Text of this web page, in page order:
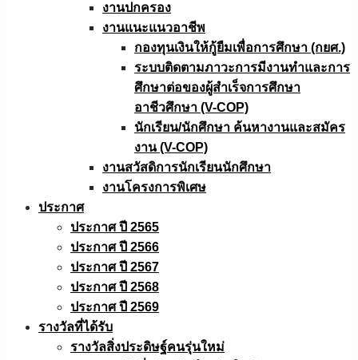
งานปกครอง
งานแนะแนวอาชีพ
กองทุนเงินให้กู้ยืมเพื่อการศึกษา (กยศ.)
ระบบติดตามภาวะการมีงานทำและการ
ศึกษาต่อของผู้สำเร็จการศึกษา
อาชีวศึกษา (V-COP)
นักเรียน/นักศึกษา ค้นหางานและสมัคร
งาน (V-COP)
งานสวัสดิการนักเรียนนักศึกษา
งานโครงการพิเศษ
ประกาศ
ประกาศ ปี 2565
ประกาศ ปี 2566
ประกาศ ปี 2567
ประกาศ ปี 2568
ประกาศ ปี 2569
รางวัลที่ได้รับ
รางวัลสิ่งประดิษฐ์คนรุ่นใหม่